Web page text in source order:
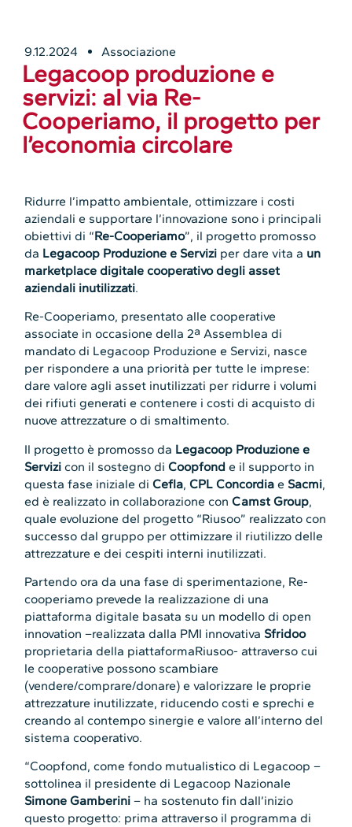
9.12.2024 Associazione
Legacoop produzione e
servizi: al via Re-
Cooperiamo, il progetto per
l’economia circolare
Ridurre l’impatto ambientale, ottimizzare i costi
aziendali e supportare l’innovazione sono i principali
obiettivi di “Re-Cooperiamo”, il progetto promosso
da Legacoop Produzione e Servizi per dare vita a un
marketplace digitale cooperativo degli asset
aziendali inutilizzati.
Re-Cooperiamo, presentato alle cooperative
associate in occasione della 2ª Assemblea di
mandato di Legacoop Produzione e Servizi, nasce
per rispondere a una priorità per tutte le imprese:
dare valore agli asset inutilizzati per ridurre i volumi
dei rifiuti generati e contenere i costi di acquisto di
nuove attrezzature o di smaltimento.
Il progetto è promosso da Legacoop Produzione e
Servizi con il sostegno diCoopfond e il supporto in
questa fase iniziale diCefla,CPL Concordia e Sacmi,
ed è realizzato in collaborazione conCamst Group,
quale evoluzione del progetto “Riusoo” realizzato con
successo dal gruppo per ottimizzare il riutilizzo delle
attrezzature e dei cespiti interni inutilizzati.
Partendo ora da una fase di sperimentazione, Re-
cooperiamo prevede la realizzazione di una
piattaforma digitale basata su un modello di open
innovation –realizzata dalla PMI innovativa Sfridoo
proprietaria della piattaformaRiusoo- attraverso cui
le cooperative possono scambiare
(vendere/comprare/donare) e valorizzare le proprie
attrezzature inutilizzate, riducendo costi e sprechi e
creando al contempo sinergie e valore all’interno del
sistema cooperativo.
“Coopfond, come fondo mutualistico di Legacoop –
sottolinea il presidente di Legacoop Nazionale
Simone Gamberini – ha sostenuto fin dall’inizio
questo progetto: prima attraverso il programma di